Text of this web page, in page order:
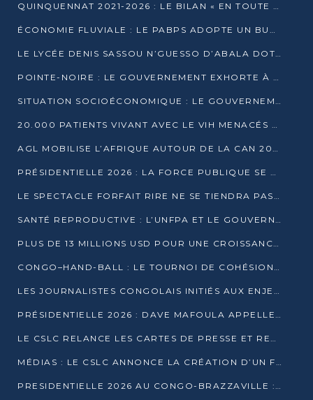
QUINQUENNAT 2021-2026 : LE BILAN « EN TOUTE TRANSPARENCE » PRÉSENTÉ À LA PRESSE
ÉCONOMIE FLUVIALE : LE PABPS ADOPTE UN BUDGET 2026 DE PLUS DE 2,7 MILLIARDS FCFA
LE LYCÉE DENIS SASSOU N’GUESSO D’ABALA DOTÉ D’UNE SALLE MULTIMÉDIA
POINTE-NOIRE : LE GOUVERNEMENT EXHORTE À UN USAGE RESPONSABLE DU NOUVEAU MATÉRIEL MUNICIPAL
SITUATION SOCIOÉCONOMIQUE : LE GOUVERNEMENT INTERPELLÉ DEVANT LE SÉNAT
20.000 PATIENTS VIVANT AVEC LE VIH MENACÉS D’ARRÊT DE TRAITEMENT
AGL MOBILISE L’AFRIQUE AUTOUR DE LA CAN 2025
PRÉSIDENTIELLE 2026 : LA FORCE PUBLIQUE SE PRÉPARE À SÉCURISER LE SCRUTIN
LE SPECTACLE FORFAIT RIRE NE SE TIENDRA PAS LE 1ER JANVIER
SANTÉ REPRODUCTIVE : L’UNFPA ET LE GOUVERNEMENT AFFINENT LES PRIORITÉS DE 2026
PLUS DE 13 MILLIONS USD POUR UNE CROISSANCE VERTE ET SOUVERAINE
CONGO–HAND-BALL : LE TOURNOI DE COHÉSION ET DE FRATERNITÉ ALLUME SES LAMPIONS À BRAZZAVILLE
LES JOURNALISTES CONGOLAIS INITIÉS AUX ENJEUX DE L’ÉCONOMIE BLEUE
PRÉSIDENTIELLE 2026 : DAVE MAFOULA APPELLE LES CONGOLAIS À UN « NOUVEAU DÉPART »
LE CSLC RELANCE LES CARTES DE PRESSE ET RECONNAÎT OFFICIELLEMENT LES MÉDIAS EN LIGNE
MÉDIAS : LE CSLC ANNONCE LA CRÉATION D’UN FONDS D’APPUI À LA PRESSE
PRESIDENTIELLE 2026 AU CONGO-BRAZZAVILLE : UN CASTING ÉLARGI